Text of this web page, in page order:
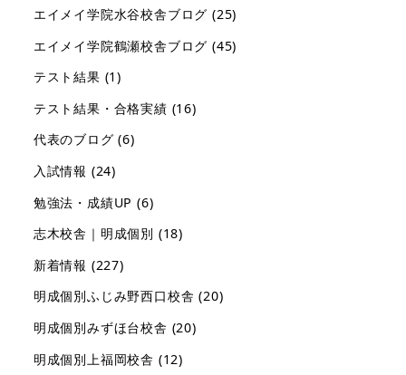
エイメイ学院水谷校舎ブログ (25)
エイメイ学院鶴瀬校舎ブログ (45)
テスト結果 (1)
テスト結果・合格実績 (16)
代表のブログ (6)
入試情報 (24)
勉強法・成績UP (6)
志木校舎｜明成個別 (18)
新着情報 (227)
明成個別ふじみ野西口校舎 (20)
明成個別みずほ台校舎 (20)
明成個別上福岡校舎 (12)